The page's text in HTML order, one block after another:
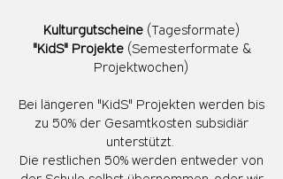
Kulturgutscheine(Tagesformate)​
"KidS" Projekte(Semesterformate &
Projektwochen)
Bei längeren "KidS" Projekten werden bis
zu 50% der Gesamtkosten subsidiär
unterstützt.
Die restlichen 50% werden entweder von